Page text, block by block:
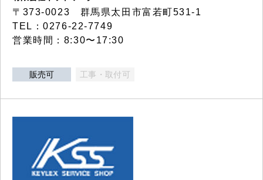
〒373-0023 群馬県太田市富若町531-1
TEL：0276-22-7749
営業時間：8:30〜17:30
販売可 工事・取付可